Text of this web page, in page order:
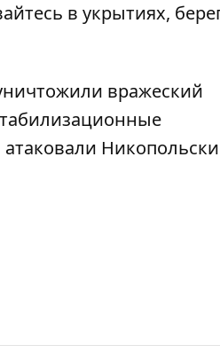
в укрытиях,
вражеский
атаковали